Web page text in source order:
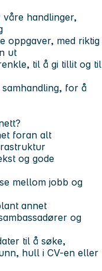
handlinger,
oppgaver, med riktig
ut
til å gi tillit og til
for å
foran alt
og gode
mellom jobb og
annet
og
til å søke,
hull i CV-en eller